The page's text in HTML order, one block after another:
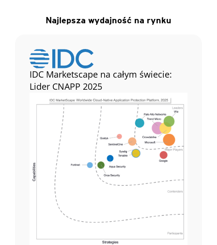
Najlepsza wydajność na rynku
IDC Marketscape na całym świecie:
Lider CNAPP 2025